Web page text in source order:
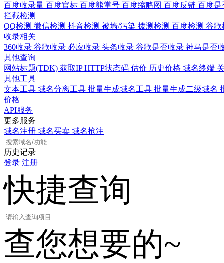
百度收录量 百度官标 百度熊掌号 百度缩略图 百度反链 百度
拦截检测
QQ检测 微信检测 抖音检测 被墙/污染 拨测检测 百度检测 谷
收录相关
360收录 谷歌收录 必应收录 头条收录 谷歌是否收录 神马是否
其他查询
网站标题(TDK) 获取IPHTTP状态码 估价 历史价格 域名终端
其他工具
文本工具 域名分离工具 批量生成域名工具 批量生成二级域名
价格
API服务
更多服务
域名注册 域名买卖 域名抢注
历史记录
登录 注册
快捷查询
查您想要的~